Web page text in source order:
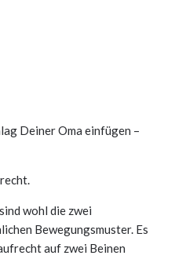
Deiner Oma einfügen –
sind wohl die zwei
Bewegungsmuster. Es
auf zwei Beinen